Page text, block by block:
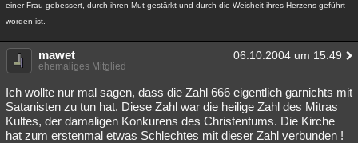
einer Frau gebessert, durch ihren Mut gestärkt und durch die Weisheit ihres Herzens geführt
worden ist.
mawet 06.10.2004 um 15:49
ehemaliges Mitglied
Ich wollte nur mal sagen, dass die Zahl 666 eigentlich garnichts mit
Satanisten zu tun hat. Diese Zahl war die heilige Zahl des Mitras
Kultes, der damaligen Konkurens des Christentums. Die Kirche
hat zum erstenmal etwas Schlechtes mit dieser Zahl verbunden !